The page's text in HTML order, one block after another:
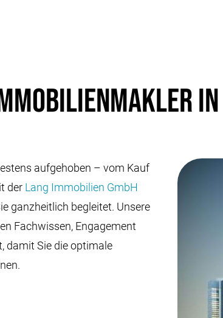
aufgehoben – vom Kauf
der Lang Immobilien GmbH
ganzheitlich begleitet. Unsere
Fachwissen, Engagement
damit Sie die optimale